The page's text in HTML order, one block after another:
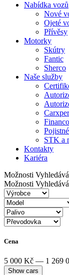
Nabídka vozů
Nové
Ojeté
Přívěsy
Motorky
Skútry
Fantic
Sherco
Naše služby
STK a
Kontakty
Kariéra
Možnosti
Možnosti
Cena
5 000 Kč — 1 269